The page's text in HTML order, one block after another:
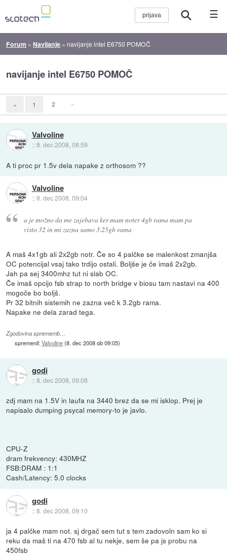
☰
Forum » Navijanje » navijanje intel E6750 POMOČ
navijanje intel E6750 POMOČ
« 1 2 »
Valvoline
::8. dec 2008, 08:59
A ti proc pr 1.5v dela napake z orthosom ??
Valvoline
::8. dec 2008, 09:04
a je možno da me zajebava ker mam noter 4gb rama mam pa
visto 32 in mi zazna samo 3.25gb rama
A maš 4x1gb ali 2x2gb notr. Če so 4 palčke se malenkost zmanjša
OC potencijal vsaj tako trdijo ostali. Boljše je če imaš 2x2gb.
Jah pa sej 3400mhz tut ni slab OC.
Če imaš opcijo fsb strap to north bridge v biosu tam nastavi na 400
mogoče bo boljš.
Pr 32 bitnih sistemih ne zazna več k 3.2gb rama.
Napake ne dela zarad tega.
Zgodovina sprememb…
spremenil:Valvoline(8. dec 2008 ob 09:05)
godi
::8. dec 2008, 09:08
zdj mam na 1.5V in laufa na 3440 brez da se mi isklop. Prej je
napisalo dumping psycal memory-to je javlo.
CPU-Z
dram frekvency: 430MHZ
FSB:DRAM : 1:1
Cash/Latency: 5.0 clocks
godi
::8. dec 2008, 09:10
ja 4 palčke mam not. sj drgač sem tut s tem zadovoln sam ko si
reku da maš ti na 470 fsb al tu nekje, sem še pa js probu na
450fsb